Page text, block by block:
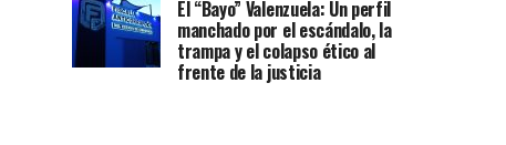
El “Bayo” Valenzuela: Un perfil
manchado por el escándalo, la
trampa y el colapso ético al
frente de la justicia